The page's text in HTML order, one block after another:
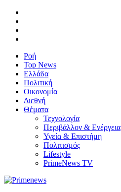
Ροή
Top News
Ελλάδα
Πολιτική
Οικονομία
Διεθνή
Θέματα
Τεχνολογία
Περιβάλλον & Ενέργεια
Υγεία & Επιστήμη
Πολιτισμός
Lifestyle
PrimeNews TV